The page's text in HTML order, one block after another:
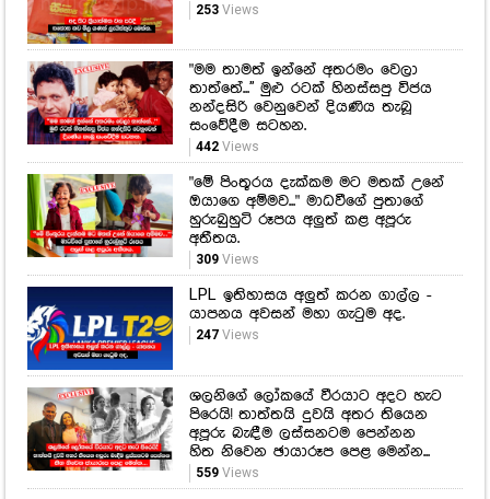
253Views
"මම තාමත් ඉන්නේ අතරමං වෙලා
තාත්තේ...'' මුළු රටක් හිනස්සපු විජය
නන්දසිරි වෙනුවෙන් දියණිය තැබූ
සංවේදීම සටහන.
442Views
"මේ පිංතූරය දැක්කම මට මතක් උනේ
ඔයාගෙ අම්මව..." මාධවීගේ පුතාගේ
හුරුබුහුටි රූපය අලුත් කළ අපූරු
අතීතය.
309Views
LPL ඉතිහාසය අලුත් කරන ගාල්ල -
යාපනය අවසන් මහා ගැටුම අද.
247Views
ශලනිගේ ලෝකයේ වීරයාට අදට හැට
පිරෙයි! තාත්තයි දුවයි අතර තියෙන
අපූරු බැඳීම ලස්සනටම පෙන්නන
හිත නිවෙන ඡායාරූප පෙළ මෙන්න...
559Views